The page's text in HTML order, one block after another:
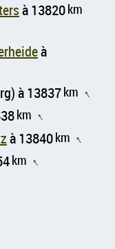
à 13820km
à
à 13837km ↑
km ↑
à 13840km ↑
km ↑